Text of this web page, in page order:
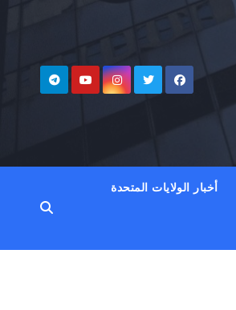
أخبار الولايات المتحدة